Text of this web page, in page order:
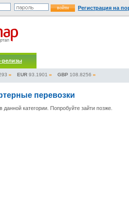
Регистрация на
релизы
EUR 93.1901 GBP 108.8256
перевозки
категории. Попробуйте зайти позже.